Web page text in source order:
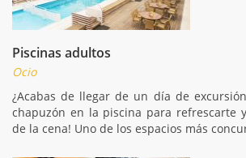
Piscinas adultos
Ocio
¿Acabas de llegar de un día de
chapuzón en la piscina para refrescarte
de la cena! Uno de los espacios más